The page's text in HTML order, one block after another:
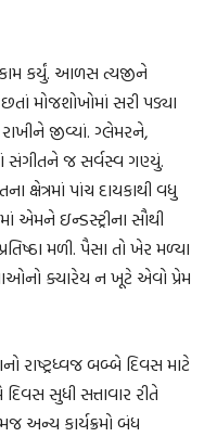
કર્યું. આળસ ત્યજીને
છતાં મોજશોખોમાં સરી પડ્યા
જીવ્યાં. ગ્લેમરને,
સંગીતને જ સર્વસ્વ ગણ્યું.
ક્ષેત્રમાં પાંચ દાયકાથી વધુ
એમને ઇન્ડસ્ટ્રીના સૌથી
મળી. પૈસા તો ખેર મળ્યા
ક્યારેય ન ખૂટે એવો પ્રેમ
રાષ્ટ્રધ્વજ બબ્બે દિવસ માટે
સુધી સત્તાવાર રીતે
અન્ય કાર્યક્રમો બંધ